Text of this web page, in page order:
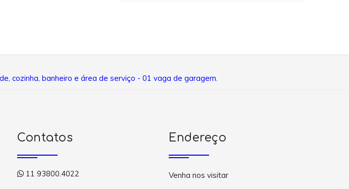
cozinha, banheiro e área de serviço - 01 vaga de garagem.
Contatos
11 93800.4022
Endereço
Venha nos visitar